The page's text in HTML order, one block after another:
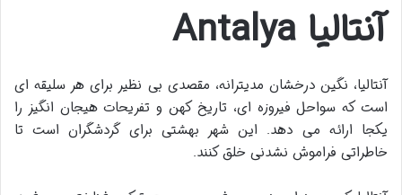
آنتالیا Antalya
آنتالیا، نگین درخشان مدیترانه، مقصدی بی نظیر برای هر سلیقه ای
است که سواحل فیروزه ای، تاریخ کهن و تفریحات هیجان انگیز را
یکجا ارائه می دهد. این شهر بهشتی برای گردشگران است تا
خاطراتی فراموش نشدنی خلق کنند.